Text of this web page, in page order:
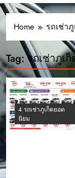
Home รถเช่า
Tag:รถเช่าภูเ
4 รถเช่าภูเก็ตยอด
นิยม